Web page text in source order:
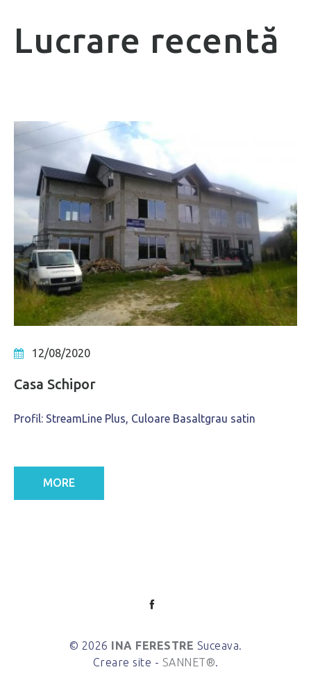
Lucrare recentă
12/08/2020
Casa Schipor
Profil: StreamLine Plus, Culoare Basaltgrau satin
MORE
© 2026 INA FERESTRE Suceava.
Creare site - SANNET®.